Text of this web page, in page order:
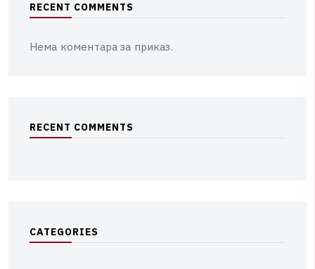
RECENT COMMENTS
Нема коментара за приказ.
RECENT COMMENTS
CATEGORIES